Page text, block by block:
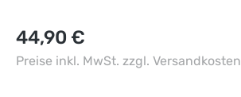
Regulärer Preis:
44,90 €
Preise inkl. MwSt. zzgl. Versandkosten